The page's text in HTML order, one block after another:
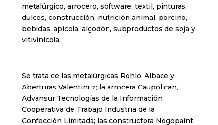
metalúrgico, arrocero, software, textil, pinturas,
dulces, construcción, nutrición animal, porcino,
bebidas, apícola, algodón, subproductos de soja y
vitivinícola.
Se trata de las metalúrgicas Rohlo, Albace y
Aberturas Valentinuz; la arrocera Caupolican,
Advansur Tecnologías de la Información;
Cooperativa de Trabajo Industria de la
Confección Limitada; las constructora Nogopaint